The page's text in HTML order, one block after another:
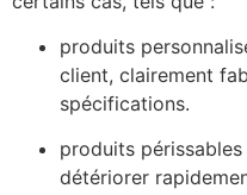
produits
client, clairement
spécifications.
produits
détériorer